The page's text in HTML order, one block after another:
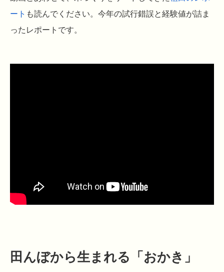
ート も読んでください。今年の試行錯誤と経験値が詰ま
ったレポートです。
田んぼから生まれる「おかき」